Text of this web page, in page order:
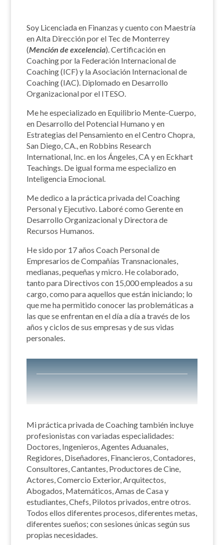
Soy Licenciada en Finanzas y cuento con Maestría
en Alta Dirección por el Tec de Monterrey
(Mención de excelencia). Certificación en
Coaching por la Federación Internacional de
Coaching (ICF) y la Asociación Internacional de
Coaching (IAC). Diplomado en Desarrollo
Organizacional por el ITESO.
Me he especializado en Equilibrio Mente-Cuerpo,
en Desarrollo del Potencial Humano y en
Estrategias del Pensamiento en el Centro Chopra,
San Diego, CA., en Robbins Research
International, Inc. en los Ángeles, CA y en Eckhart
Teachings. De igual forma me especializo en
Inteligencia Emocional.
Me dedico a la práctica privada del Coaching
Personal y Ejecutivo. Laboré como Gerente en
Desarrollo Organizacional y Directora de
Recursos Humanos.
He sido por 17 años Coach Personal de
Empresarios de Compañías Transnacionales,
medianas, pequeñas y micro. He colaborado,
tanto para Directivos con 15,000 empleados a su
cargo, como para aquellos que están iniciando; lo
que me ha permitido conocer las problemáticas a
las que se enfrentan en el día a día a través de los
años y ciclos de sus empresas y de sus vidas
personales.
Mi práctica privada de Coaching también incluye
profesionistas con variadas especialidades:
Doctores, Ingenieros, Agentes Aduanales,
Regidores, Diseñadores, Financieros, Contadores,
Consultores, Cantantes, Productores de Cine,
Actores, Comercio Exterior, Arquitectos,
Abogados, Matemáticos, Amas de Casa y
estudiantes, Chefs, Pilotos privados, entre otros.
Todos ellos diferentes procesos, diferentes metas,
diferentes sueños; con sesiones únicas según sus
propias necesidades.